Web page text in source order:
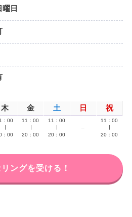
曜日
木 金 土 日 祝
：00
：00
11：00
20：00
11：00
20：00
–
11：00
20：00
ングを受ける！